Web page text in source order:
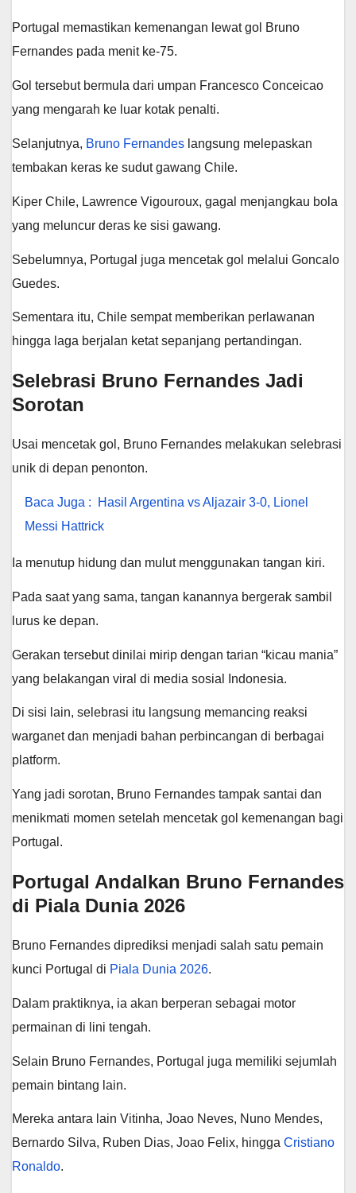
Portugal memastikan kemenangan lewat gol Bruno
Fernandes pada menit ke-75.
Gol tersebut bermula dari umpan Francesco Conceicao
yang mengarah ke luar kotak penalti.
Selanjutnya, Bruno Fernandes langsung melepaskan
tembakan keras ke sudut gawang Chile.
Kiper Chile, Lawrence Vigouroux, gagal menjangkau bola
yang meluncur deras ke sisi gawang.
Sebelumnya, Portugal juga mencetak gol melalui Goncalo
Guedes.
Sementara itu, Chile sempat memberikan perlawanan
hingga laga berjalan ketat sepanjang pertandingan.
Selebrasi Bruno Fernandes Jadi
Sorotan
Usai mencetak gol, Bruno Fernandes melakukan selebrasi
unik di depan penonton.
Baca Juga :
Hasil Argentina vs Aljazair 3-0, Lionel
Messi Hattrick
Ia menutup hidung dan mulut menggunakan tangan kiri.
Pada saat yang sama, tangan kanannya bergerak sambil
lurus ke depan.
Gerakan tersebut dinilai mirip dengan tarian “kicau mania”
yang belakangan viral di media sosial Indonesia.
Di sisi lain, selebrasi itu langsung memancing reaksi
warganet dan menjadi bahan perbincangan di berbagai
platform.
Yang jadi sorotan, Bruno Fernandes tampak santai dan
menikmati momen setelah mencetak gol kemenangan bagi
Portugal.
Portugal Andalkan Bruno Fernandes
di Piala Dunia 2026
Bruno Fernandes diprediksi menjadi salah satu pemain
kunci Portugal di Piala Dunia 2026.
Dalam praktiknya, ia akan berperan sebagai motor
permainan di lini tengah.
Selain Bruno Fernandes, Portugal juga memiliki sejumlah
pemain bintang lain.
Mereka antara lain Vitinha, Joao Neves, Nuno Mendes,
Bernardo Silva, Ruben Dias, Joao Felix, hingga Cristiano
Ronaldo.